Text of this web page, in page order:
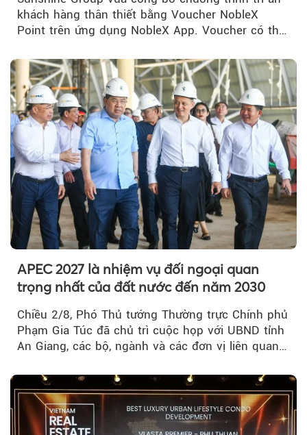
khách hàng thân thiết bằng Voucher NobleX
Point trên ứng dụng NobleX App. Voucher có thể
APEC 2027 là nhiệm vụ đối ngoại quan
trọng nhất của đất nước đến năm 2030
Chiều 2/8, Phó Thủ tướng Thường trực Chính phủ
Phạm Gia Túc đã chủ trì cuộc họp với UBND tỉnh
An Giang, các bộ, ngành và các đơn vị liên quan